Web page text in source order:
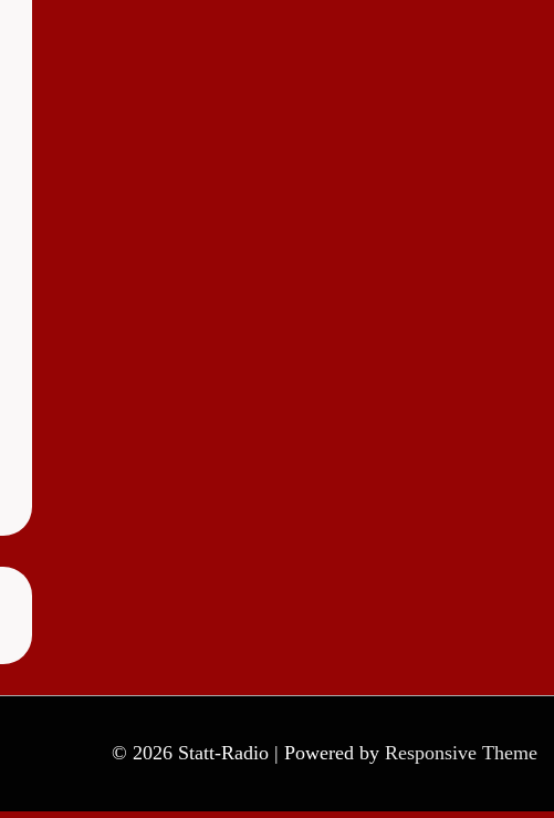
© 2026 Statt-Radio | Powered by Responsive Theme